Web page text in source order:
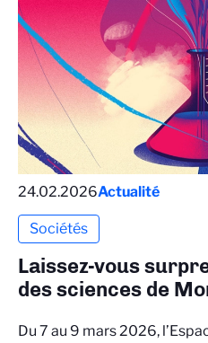
24.02.2026Actualité
Sociétés
Laissez-vous
des sciences de
Du 7 au 9 mars 2026,